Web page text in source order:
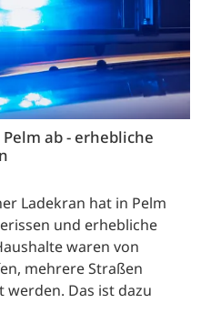
ab - erhebliche
Ladekran hat in Pelm
und erhebliche
waren von
mehrere Straßen
Das ist dazu